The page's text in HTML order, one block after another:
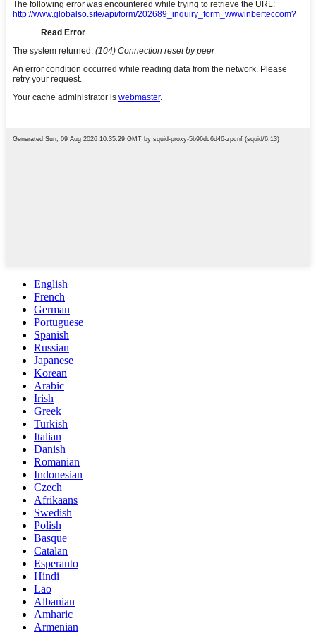
English
French
German
Portuguese
Spanish
Russian
Japanese
Korean
Arabic
Irish
Greek
Turkish
Italian
Danish
Romanian
Indonesian
Czech
Afrikaans
Swedish
Polish
Basque
Catalan
Esperanto
Hindi
Lao
Albanian
Amharic
Armenian